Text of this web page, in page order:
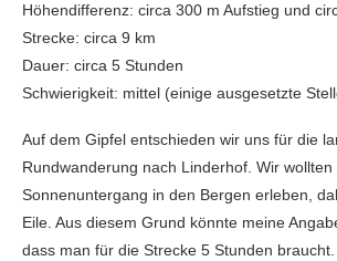
Höhendifferenz: circa 300 m Aufstieg und
Strecke: circa 9 km
Dauer: circa 5 Stunden
Schwierigkeit: mittel (einige ausgesetzte
Auf dem Gipfel entschieden wir uns für die
Rundwanderung nach Linderhof. Wir wollten
Sonnenuntergang in den Bergen erleben,
Eile. Aus diesem Grund könnte meine
dass man für die Strecke 5 Stunden braucht.